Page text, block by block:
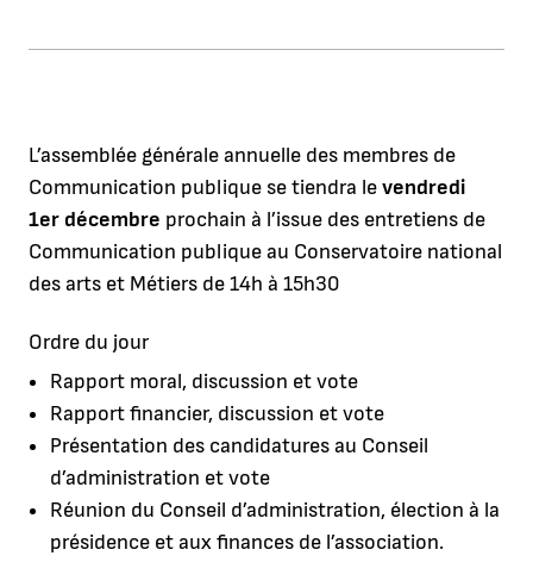
L’assemblée générale annuelle des membres de
Communication publique se tiendra levendredi
1er décembre prochain à l’issue des entretiens de
Communication publique au Conservatoire national
des arts et Métiers de 14h à 15h30
Ordre du jour
Rapport moral, discussion et vote
Rapport financier, discussion et vote
Présentation des candidatures au Conseil
d’administration et vote
Réunion du Conseil d’administration, élection à la
présidence et aux finances de l’association.